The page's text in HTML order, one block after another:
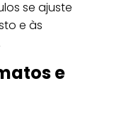
se ajuste
e às
e